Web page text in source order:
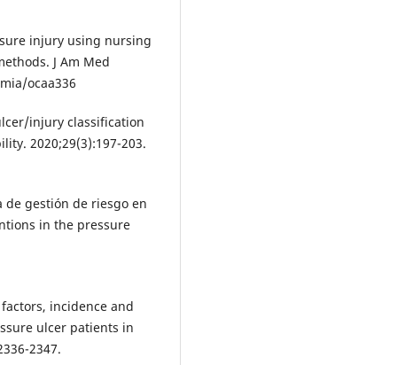
injury using nursing
J Am Med
ocaa336
injury classification
2020;29(3):197-203.
de gestión de riesgo en
in the pressure
incidence and
ulcer patients in
2347.